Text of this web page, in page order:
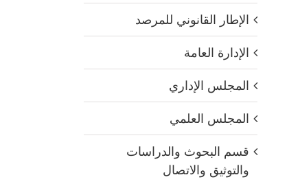
الإطار القانوني للمرصد
الإدارة العامة
المجلس الإداري
المجلس العلمي
قسم البحوث والدراسات
والتوثيق والاتصال